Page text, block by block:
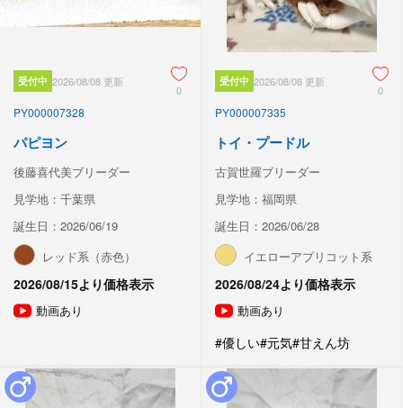
受付中 2026/08/08 更新
0
PY000007328
パピヨン
後藤喜代美ブリーダー
見学地：千葉県
誕生日：2026/06/19
レッド系（赤色）
2026/08/15より価格表示
動画あり
受付中 2026/08/08 更新
0
PY000007335
トイ・プードル
古賀世羅ブリーダー
見学地：福岡県
誕生日：2026/06/28
イエローアプリコット系
2026/08/24より価格表示
動画あり
#優しい#元気#甘えん坊